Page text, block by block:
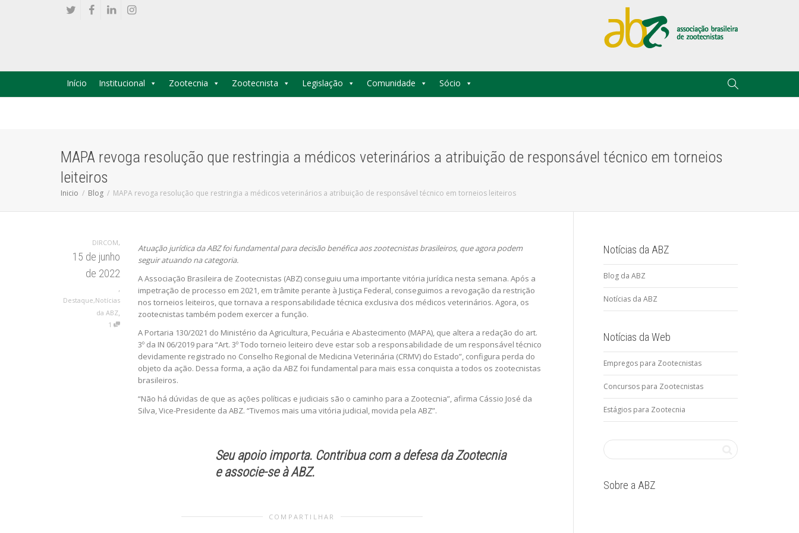
Início Institucional Zootecnia Zootecnista Legislação Comunidade Sócio
MAPA revoga resolução que restringia a médicos veterinários a atribuição de responsável técnico em torneios
leiteiros
Inicio Blog MAPA revoga resolução que restringia a médicos veterinários a atribuição de responsável técnico em torneios leiteiros
DIRCOM,
15 de junho
de 2022
Destaque,Notícias
da ABZ
1
Atuação jurídica da ABZ foi fundamental para decisão benéfica aos zootecnistas brasileiros, que agora podem
seguir atuando na categoria.
A Associação Brasileira de Zootecnistas (ABZ) conseguiu uma importante vitória jurídica nesta semana. Após a
impetração de processo em 2021, em trâmite perante à Justiça Federal, conseguimos a revogação da restrição
nos torneios leiteiros, que tornava a responsabilidade técnica exclusiva dos médicos veterinários. Agora, os
zootecnistas também podem exercer a função.
A Portaria 130/2021 do Ministério da Agricultura, Pecuária e Abastecimento (MAPA), que altera a redação do art.
3º da IN 06/2019 para “Art. 3º Todo torneio leiteiro deve estar sob a responsabilidade de um responsável técnico
devidamente registrado no Conselho Regional de Medicina Veterinária (CRMV) do Estado”, configura perda do
objeto da ação. Dessa forma, a ação da ABZ foi fundamental para mais essa conquista a todos os zootecnistas
brasileiros.
“Não há dúvidas de que as ações políticas e judiciais são o caminho para a Zootecnia”, afirma Cássio José da
Silva, Vice-Presidente da ABZ. “Tivemos mais uma vitória judicial, movida pela ABZ”.
Seu apoio importa. Contribua com a defesa da Zootecnia
eassocie-se à ABZ.
COMPARTILHAR
Notícias da ABZ
Blog da ABZ
Notícias da ABZ
Notícias da Web
Empregos para Zootecnistas
Concursos para Zootecnistas
Estágios para Zootecnia
Sobre a ABZ